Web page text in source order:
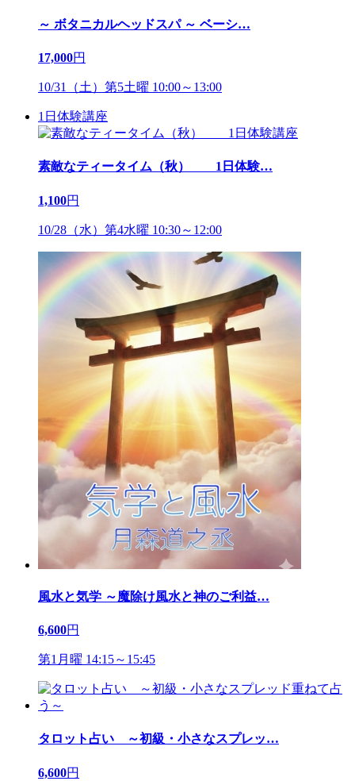
～ ボタニカルヘッドスパ ～ ベーシ…
17,000円
10/31（土）第5土曜 10:00～13:00
1日体験講座
素敵なティータイム（秋） 1日体験…
1,100円
10/28（水）第4水曜 10:30～12:00
風水と気学 ～魔除け風水と神のご利益…
6,600円
第1月曜 14:15～15:45
タロット占い ～初級・小さなスプレッ…
6,600円